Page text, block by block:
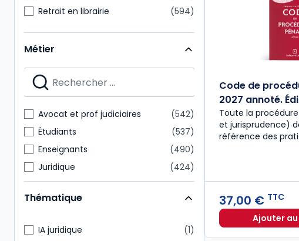
Retrait en librairie
594
Métier
Avocat et prof judiciaires
542
Étudiants
537
Enseignants
490
Juridique
424
Notaire
218
Expert-comptable
175
Commissaire aux comptes
151
Thématique
IA juridique 1
Code de
2027 annoté.
Toute la
et jurisprudence)
référence des
37,00 € TTC
Ajouter